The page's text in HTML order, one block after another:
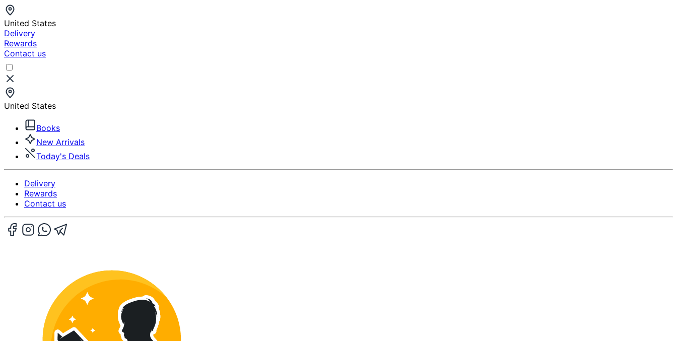
United States
Delivery
Rewards
Contact us
United States
Books
New Arrivals
Today's Deals
Delivery
Rewards
Contact us